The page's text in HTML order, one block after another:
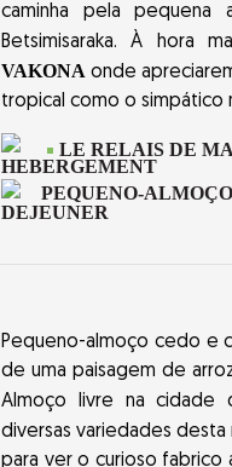
caminha pela pequena
Betsimisaraka. À hora
VAKONA onde
tropical como o simpático
LE RELAIS DE
PEQUENO-ALMOÇO
Pequeno-almoço cedo e
de uma paisagem de
Almoço livre na cidade
diversas variedades desta
para ver o curioso fabrico